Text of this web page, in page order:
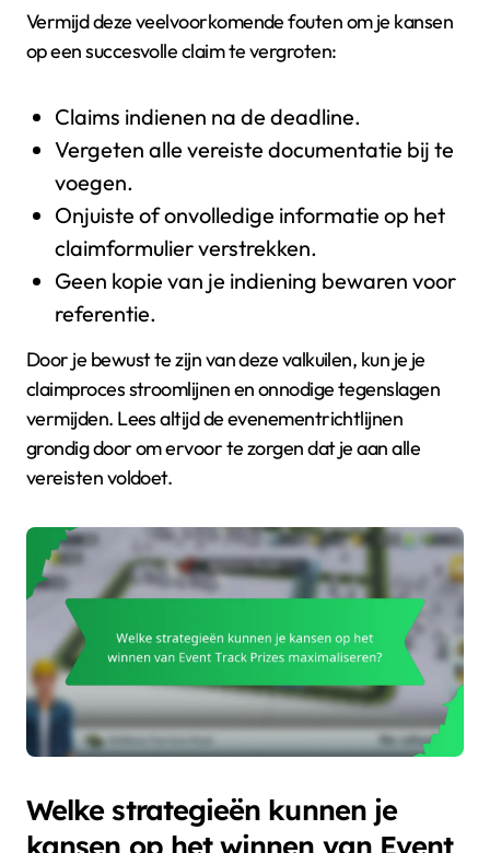
Vermijd deze veelvoorkomende fouten om je kansen
op een succesvolle claim te vergroten:
Claims indienen na de deadline.
Vergeten alle vereiste documentatie bij te
voegen.
Onjuiste of onvolledige informatie op het
claimformulier verstrekken.
Geen kopie van je indiening bewaren voor
referentie.
Door je bewust te zijn van deze valkuilen, kun je je
claimproces stroomlijnen en onnodige tegenslagen
vermijden. Lees altijd de evenementrichtlijnen
grondig door om ervoor te zorgen dat je aan alle
vereisten voldoet.
Welke strategieën kunnen je
kansen op het winnen van Event